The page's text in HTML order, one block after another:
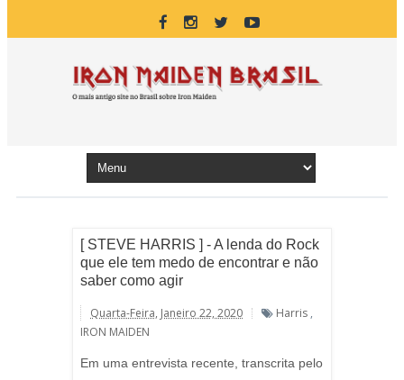
[ STEVE HARRIS ] - A lenda do Rock
que ele tem medo de encontrar e não
saber como agir
Quarta-Feira, Janeiro 22, 2020 Harris ,
IRON MAIDEN
Em uma entrevista recente, transcrita pelo